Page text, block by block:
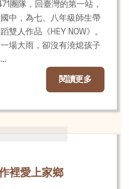
團隊，回臺灣的第一站，
中，為七、八年級師生帶
雙人作品《HEY NOW》。
場大雨，卻沒有澆熄孩子
閱讀更多
裡愛上家鄉